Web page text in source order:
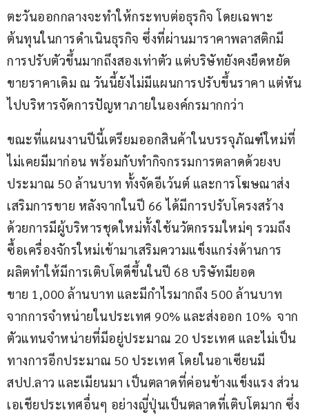
ตะวันออกกลางจะทำให้กระทบต่อธุรกิจ โดยเฉพาะ
ต้นทุนในการดำเนินธุรกิจ ซึ่งที่ผ่านมาราคาพลาสติกมี
การปรับตัวขึ้นมากถึงสองเท่าตัว แต่บริษัทยังคงยืดหยัด
ขายราคาเดิม ณ วันนี้ยังไม่มีแผนการปรับขึ้นราคา แต่หัน
ไปบริหารจัดการปัญหาภายในองค์กรมากกว่า
ขณะที่แผนงานปีนี้เตรียมออกสินค้าในบรรจุภัณฑ์ใหม่ที่
ไม่เคยมีมาก่อน พร้อมกับทำกิจกรรมการตลาดด้วยงบ
ประมาณ 50 ล้านบาท ทั้งจัดอีเว้นต์ และการโฆษณาส่ง
เสริมการขาย หลังจากในปี 66 ได้มีการปรับโครงสร้าง
ด้วยการมีผู้บริหารชุดใหม่ทั้งใช้นวัตกรรมใหม่ๆ รวมถึง
ซื้อเครื่องจักรใหม่เข้ามาเสริมความแข็งแกร่งด้านการ
ผลิตทำให้มีการเติบโตดีขึ้นในปี 68 บริษัทมียอด
ขาย 1,000 ล้านบาท และมีกำไรมากถึง 500 ล้านบาท
จากการจำหน่ายในประเทศ 90% และส่งออก 10%  จาก
ตัวแทนจำหน่ายที่มีอยู่ประมาณ 20 ประเทศ และไม่เป็น
ทางการอีกประมาณ 50 ประเทศ โดยในอาเซียนมี
สปป.ลาว และเมียนมา เป็นตลาดที่ค่อนข้างแข็งแรง ส่วน
เอเชียประเทศอื่นๆ อย่างญี่ปุ่นเป็นตลาดที่เติบโตมาก ซึ่ง